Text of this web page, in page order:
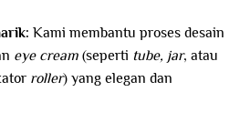
Kami membantu proses desain
eye cream(seperti tube, jar, atau
roller) yang elegan dan